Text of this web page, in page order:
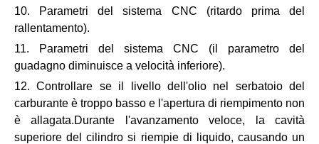
10. Parametri del sistema CNC (ritardo prima del
rallentamento).
11. Parametri del sistema CNC (il parametro del
guadagno diminuisce a velocità inferiore).
12. Controllare se il livello dell'olio nel serbatoio del
carburante è troppo basso e l'apertura di riempimento non
è allagata.Durante l'avanzamento veloce, la cavità
superiore del cilindro si riempie di liquido, causando un